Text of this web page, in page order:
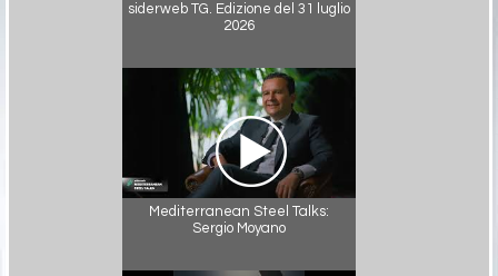
siderweb TG. Edizione del 31 luglio
2026
Mediterranean Steel Talks:
Sergio Moyano